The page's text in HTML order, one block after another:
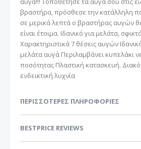
βραστήρα, πρόσθεσε την κατάλληλη
σε μερικά λεπτά ο βραστήρας αυγών
είναι έτοιμα. Ιδανικό για μελάτα,
Χαρακτηριστικά 7 θέσεις αυγών
μελάτα αυγά Περιλαμβάνει κυπελάκι
ποσότητας Πλαστική κατασκευή.
ενδεικτική λυχνία
ΠΕΡΙΣΣΌΤΕΡΕΣ ΠΛΗΡΟΦΟΡΊΕΣ
BESTPRICE REVIEWS